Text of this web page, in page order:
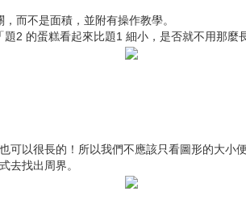
而不是面積，並附有操作教學。
的蛋糕看起來比題1 細小，是否就不用那麼
以很長的！所以我們不應該只看圖形的大小
去找出周界。